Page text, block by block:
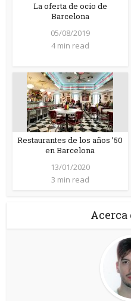
La oferta de ocio de
Barcelona
05/08/2019
4 min read
Restaurantes de los años ’50
en Barcelona
13/01/2020
3 min read
Acerca